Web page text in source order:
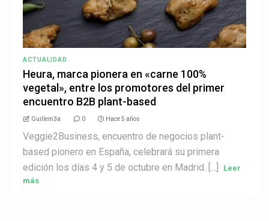
ACTUALIDAD
Heura, marca pionera en «carne 100%
vegetal», entre los promotores del primer
encuentro B2B plant-based
Guillem3a 0 Hace 5 años
Veggie2Business, encuentro de negocios plant-
based pionero en España, celebrará su primera
edición los días 4 y 5 de octubre en Madrid. [...]
Leer
más